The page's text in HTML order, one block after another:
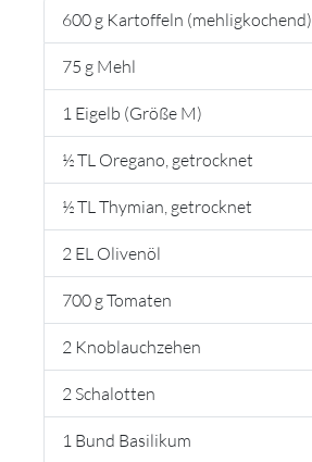
600 g Kartoffeln (mehligkochend)
75 g Mehl
1 Eigelb (Größe M)
½ TL Oregano, getrocknet
½ TL Thymian, getrocknet
2 EL Olivenöl
700 g Tomaten
2 Knoblauchzehen
2 Schalotten
1 Bund Basilikum